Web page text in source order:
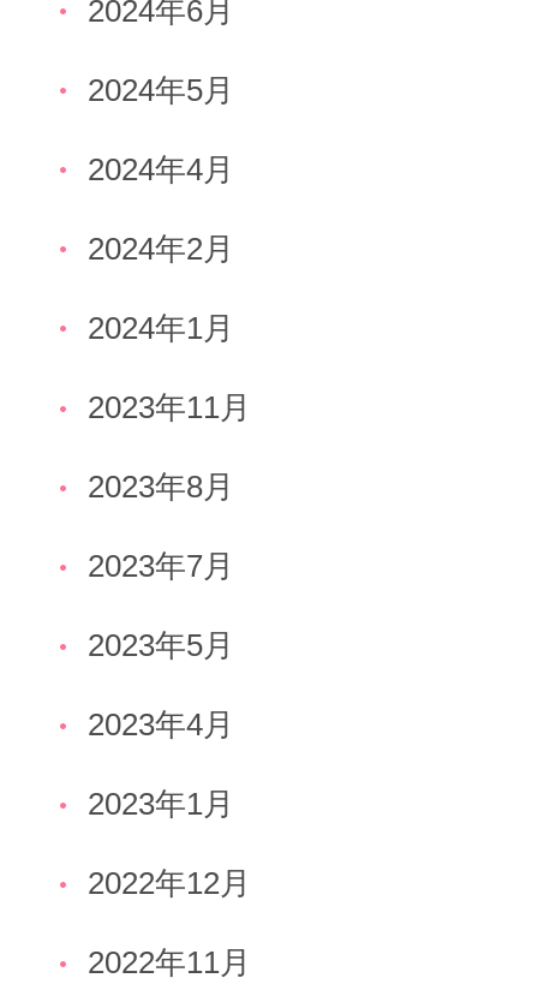
2024年6月
2024年5月
2024年4月
2024年2月
2024年1月
2023年11月
2023年8月
2023年7月
2023年5月
2023年4月
2023年1月
2022年12月
2022年11月